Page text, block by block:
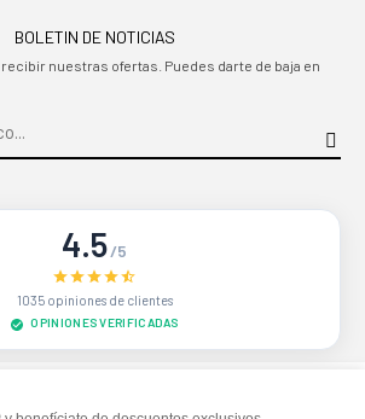
BOLETIN DE NOTICIAS
nuestras ofertas. Puedes darte de baja en
4.5/5
1035 opiniones de clientes
OPINIONES VERIFICADAS
por reCAPTCHA.